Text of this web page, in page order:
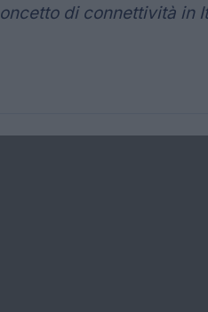
di connettività in